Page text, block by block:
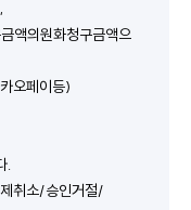
액의원화청구금액으
오페이등)
.
취소/승인거절/